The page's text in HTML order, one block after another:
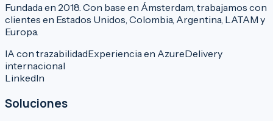
Fundada en 2018. Con base en Ámsterdam, trabajamos con
clientes en Estados Unidos, Colombia, Argentina, LATAM y
Europa.
IA con trazabilidadExperiencia en AzureDelivery
internacional
LinkedIn
Soluciones